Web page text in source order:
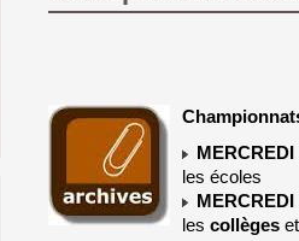
les écoles
les collèges